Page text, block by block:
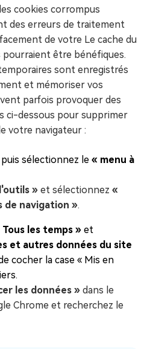
cookies corrompus
des erreurs de traitement
de votre Le cache du
être bénéfiques.
sont enregistrés
et mémoriser vos
parfois provoquer des
ci-dessous pour supprimer
votre navigateur :
puis sélectionnez le « menu à
» et sélectionnez «
de navigation ».
Tous les temps » et
et autres données du site
cocher la case « Mis en
les données » dans le
Chrome et recherchez le